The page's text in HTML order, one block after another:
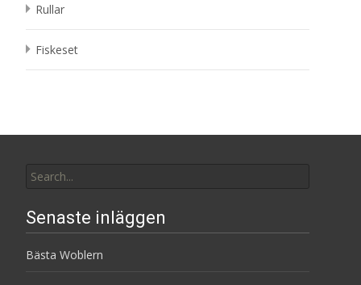
Rullar
Fiskeset
for:
Senaste inläggen
Bästa Woblern